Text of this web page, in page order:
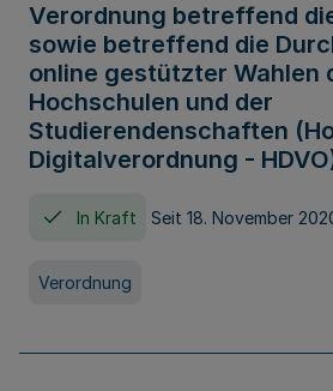
Verordnung betreffend
sowie betreffend die
online gestützter Wahlen
Hochschulen und der
Studierendenschaften
Digitalverordnung -
In Kraft Seit 18. November
Verordnung